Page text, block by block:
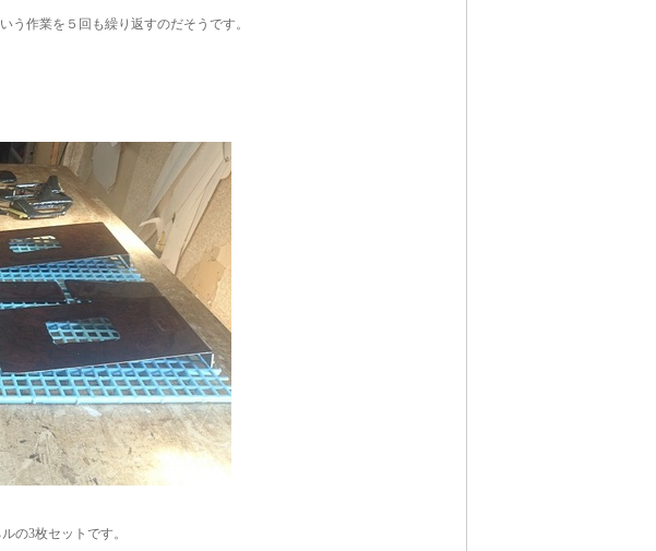
作業を５回も繰り返すのだそうです。
の3枚セットです。